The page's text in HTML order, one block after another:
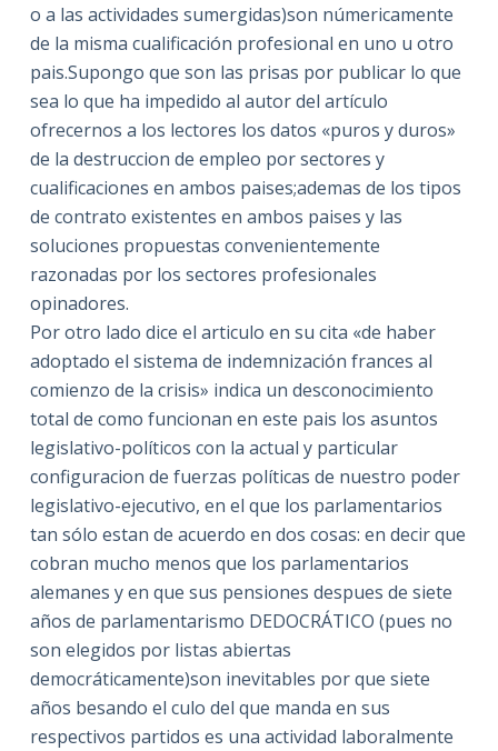
o a las actividades sumergidas)son númericamente
de la misma cualificación profesional en uno u otro
pais.Supongo que son las prisas por publicar lo que
sea lo que ha impedido al autor del artículo
ofrecernos a los lectores los datos «puros y duros»
de la destruccion de empleo por sectores y
cualificaciones en ambos paises;ademas de los tipos
de contrato existentes en ambos paises y las
soluciones propuestas convenientemente
razonadas por los sectores profesionales
opinadores.
Por otro lado dice el articulo en su cita «de haber
adoptado el sistema de indemnización frances al
comienzo de la crisis» indica un desconocimiento
total de como funcionan en este pais los asuntos
legislativo-políticos con la actual y particular
configuracion de fuerzas políticas de nuestro poder
legislativo-ejecutivo, en el que los parlamentarios
tan sólo estan de acuerdo en dos cosas: en decir que
cobran mucho menos que los parlamentarios
alemanes y en que sus pensiones despues de siete
años de parlamentarismo DEDOCRÁTICO (pues no
son elegidos por listas abiertas
democráticamente)son inevitables por que siete
años besando el culo del que manda en sus
respectivos partidos es una actividad laboralmente